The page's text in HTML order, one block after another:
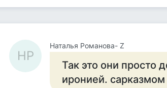
НР
Наталья Романова- Z
Так это они просто
иронией.